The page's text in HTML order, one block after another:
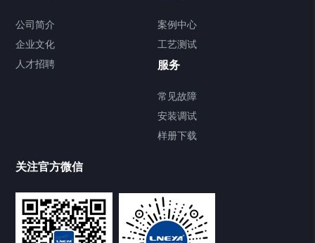
Chiller气体控温系统
Chamber试验箱
TCU温度控制单元
VOCs冷凝回收装置
公司简介
企业文化
人才招聘
案例中心
工艺测试
服务
常见故障
安装调试
样册下载
关注官方微信